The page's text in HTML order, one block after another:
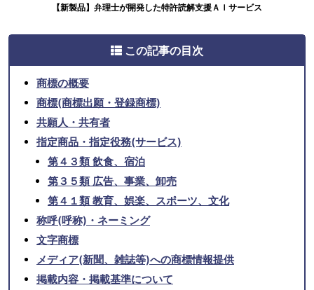
【新製品】弁理士が開発した特許読解支援ＡＩサービス
この記事の目次
商標の概要
商標(商標出願・登録商標)
共願人・共有者
指定商品・指定役務(サービス)
第４３類 飲食、宿泊
第３５類 広告、事業、卸売
第４１類 教育、娯楽、スポーツ、文化
称呼(呼称)・ネーミング
文字商標
メディア(新聞、雑誌等)への商標情報提供
掲載内容・掲載基準について